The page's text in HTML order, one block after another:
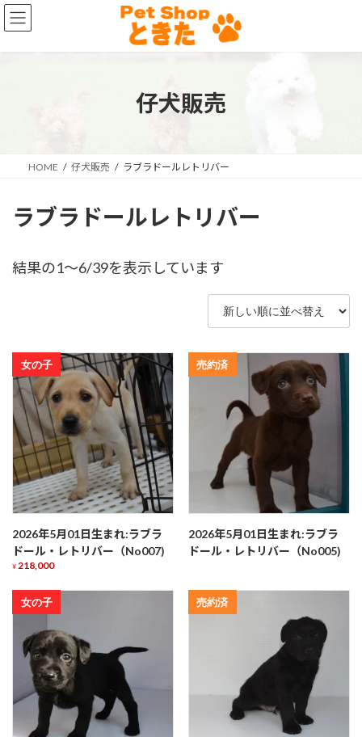
コ
ン
ン
ナ
ビ
ー
仔犬販売
HOME 仔犬販売 ラブラドールレトリバー
ラブラドールレトリバー
結果の1～6/39を表示しています
し
い
女の子
2026年5月01日生まれ:ラブラ
ドール・レトリバー（No007)
¥ 218,000
売約済
2026年5月01日生まれ:ラブラ
ドール・レトリバー（No005)
女の子 売約済